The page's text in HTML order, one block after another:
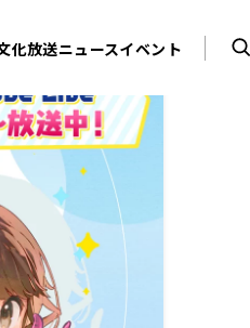
化放送ニュースイベント